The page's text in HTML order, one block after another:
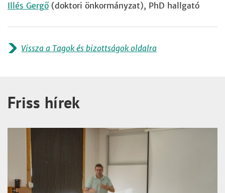
Illés Gergő (doktori önkormányzat), PhD hallgató
Vissza a Tagok és bizottságok oldalra
Friss hírek